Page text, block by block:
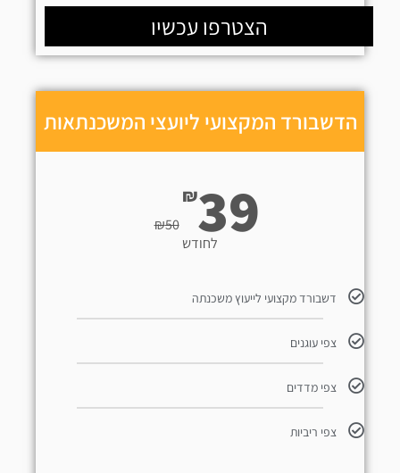
הדשבורד המקצועי ליועצי המשכנתאות
₪50
₪39
לחודש
דשבורד מקצועי לייעוץ משכנתה
צפי עוגנים
צפי מדדים
צפי ריביות
הצטרפו עכשיו